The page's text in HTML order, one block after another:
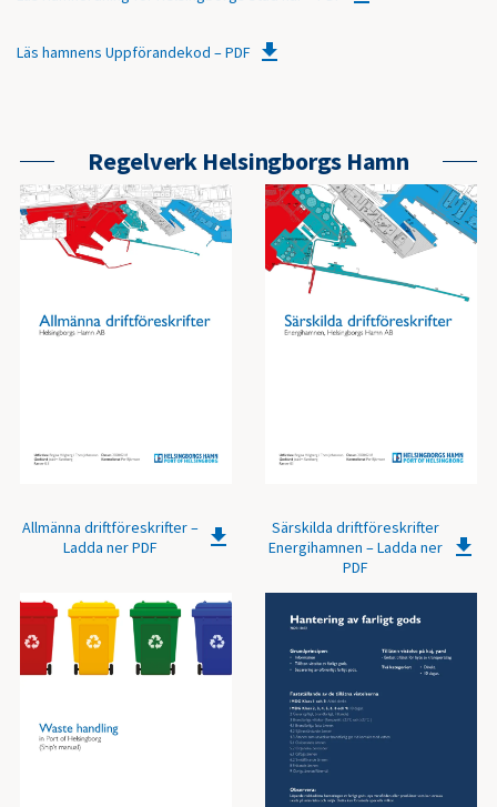
Läs hamnens Uppförandekod – PDF
Regelverk Helsingborgs Hamn
Allmänna driftföreskrifter –
Ladda ner PDF
Särskilda driftföreskrifter
Energihamnen – Ladda ner
PDF